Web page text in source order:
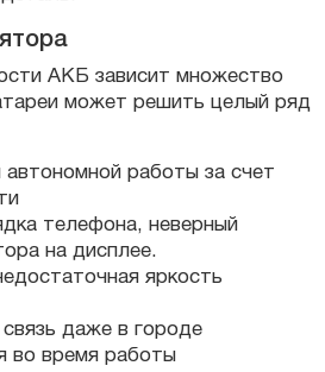
АКБ зависит множество
может решить целый ряд
автономной работы за счет
телефона, неверный
на дисплее.
яркость
связь даже в городе
во время работы